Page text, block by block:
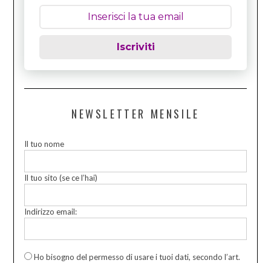
Iscriviti
NEWSLETTER MENSILE
Il tuo nome
Il tuo sito (se ce l’hai)
Indirizzo email:
Ho bisogno del permesso di usare i tuoi dati, secondo l’art.